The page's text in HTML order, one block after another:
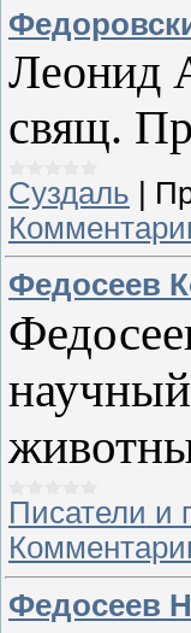
Леонид
свящ.
Суздаль |
Федосеев
Писатели и
Федосеев